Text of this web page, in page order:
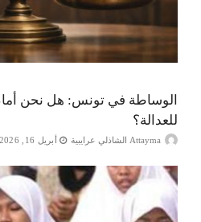
الوساطة في تونس: هل نحن
للعدالة؟
Attayma الشاذلي عرايبية أبريل 16, 2026